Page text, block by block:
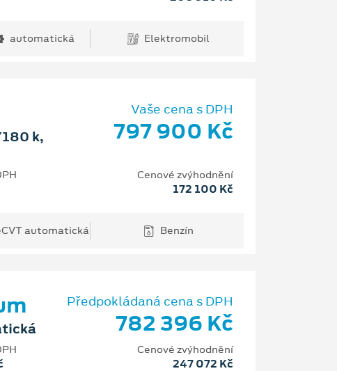
automatická Elektromobil
k,
Vaše cena s DPH
797 900 Kč
Cenové zvýhodnění
172 100 Kč
automatická Benzín
Předpokládaná cena s DPH
782 396 Kč
Cenové zvýhodnění
247 072 Kč